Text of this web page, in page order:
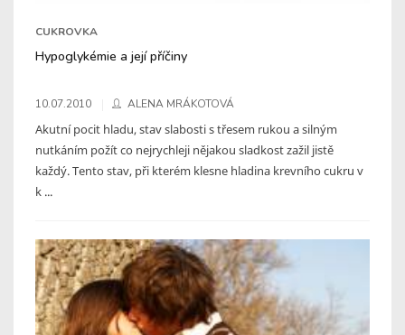
CUKROVKA
Hypoglykémie a její příčiny
10.07.2010 ALENA MRÁKOTOVÁ
Akutní pocit hladu, stav slabosti s třesem rukou a silným
nutkáním požít co nejrychleji nějakou sladkost zažil jistě
každý. Tento stav, při kterém klesne hladina krevního cukru v
k ...